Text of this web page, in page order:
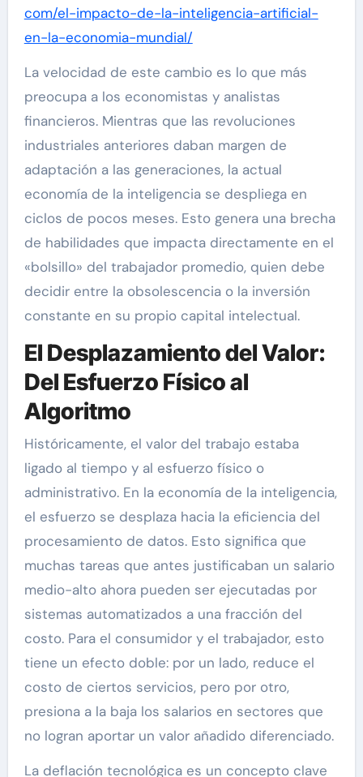
com/el-impacto-de-la-inteligencia-artificial-
en-la-economia-mundial/
La velocidad de este cambio es lo que más
preocupa a los economistas y analistas
financieros. Mientras que las revoluciones
industriales anteriores daban margen de
adaptación a las generaciones, la actual
economía de la inteligencia se despliega en
ciclos de pocos meses. Esto genera una brecha
de habilidades que impacta directamente en el
«bolsillo» del trabajador promedio, quien debe
decidir entre la obsolescencia o la inversión
constante en su propio capital intelectual.
El Desplazamiento del Valor:
Del Esfuerzo Físico al
Algoritmo
Históricamente, el valor del trabajo estaba
ligado al tiempo y al esfuerzo físico o
administrativo. En la economía de la inteligencia,
el esfuerzo se desplaza hacia la eficiencia del
procesamiento de datos. Esto significa que
muchas tareas que antes justificaban un salario
medio-alto ahora pueden ser ejecutadas por
sistemas automatizados a una fracción del
costo. Para el consumidor y el trabajador, esto
tiene un efecto doble: por un lado, reduce el
costo de ciertos servicios, pero por otro,
presiona a la baja los salarios en sectores que
no logran aportar un valor añadido diferenciado.
La deflación tecnológica es un concepto clave